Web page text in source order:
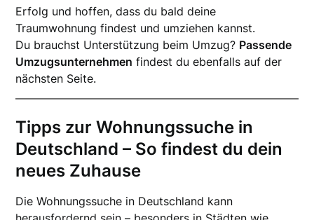
Erfolg und hoffen, dass du bald deine
Traumwohnung findest und umziehen kannst.
Du brauchst Unterstützung beim Umzug? Passende
Umzugsunternehmen findest du ebenfalls auf der
nächsten Seite.
Tipps zur Wohnungssuche in
Deutschland – So findest du dein
neues Zuhause
Die Wohnungssuche in Deutschland kann